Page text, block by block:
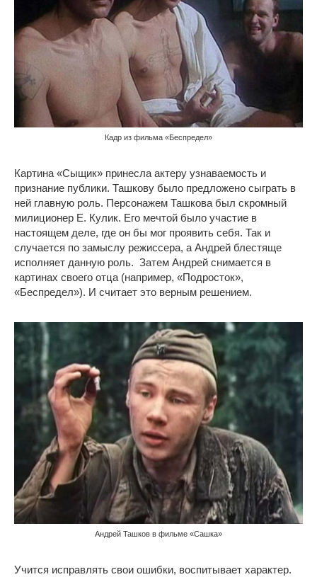
Кадр из фильма «Беспредел»
Картина «Сыщик» принесла актеру узнаваемость и
признание публики. Ташкову было предложено сыграть в
ней главную роль. Персонажем Ташкова был скромный
милиционер Е. Кулик. Его мечтой было участие в
настоящем деле, где он бы мог проявить себя. Так и
случается по замыслу режиссера, а Андрей блестяще
исполняет данную роль. Затем Андрей снимается в
картинах своего отца (например, «Подросток»,
«Беспредел»). И считает это верным решением.
Андрей Ташков в фильме «Сашка»
Учится исправлять свои ошибки, воспитывает характер.